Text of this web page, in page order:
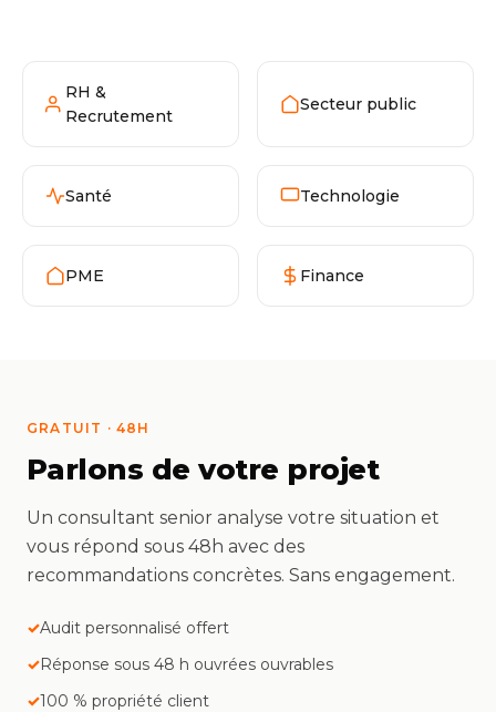
RH &
Recrutement
Secteur public
Santé Technologie
PME Finance
GRATUIT · 48H
Parlons de votre projet
Un consultant senior analyse votre situation et
vous répond sous 48h avec des
recommandations concrètes. Sans engagement.
Audit personnalisé offert
Réponse sous 48 h ouvrées ouvrables
100 % propriété client